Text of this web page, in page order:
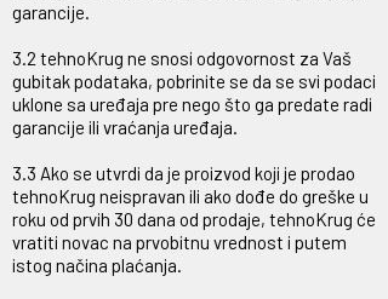
garancije.
3.2 tehnoKrug ne snosi odgovornost za Vaš
gubitak podataka, pobrinite se da se svi podaci
uklone sa uređaja pre nego što ga predate radi
garancije ili vraćanja uređaja.
3.3 Ako se utvrdi da je proizvod koji je prodao
tehnoKrug neispravan ili ako dođe do greške u
roku od prvih 30 dana od prodaje, tehnoKrug će
vratiti novac na prvobitnu vrednost i putem
istog načina plaćanja.